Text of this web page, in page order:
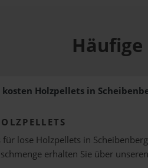
Holzpellets in
für lose Holzpellets in
erhalten Sie über unseren